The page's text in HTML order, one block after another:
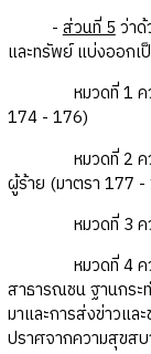
-ส่วนที่ 5ว่าด้
และทรัพย์ แบ่งออกเ
หมวดที่ 1 ความ
174 - 176)
หมวดที่ 2 ความ
ผู้ร้าย (มาตรา 177 -
หมวดที่ 3 ความ
หมวดที่ 4 ความ
สาธารณชน ฐานกระ
มาและการส่งข่าวแล
ปราศจากความสุขส